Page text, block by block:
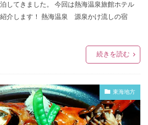
してきました。 今回は熱海温泉旅館ホテル
介します！ 熱海温泉 源泉かけ流しの宿
続きを読む
東海地方